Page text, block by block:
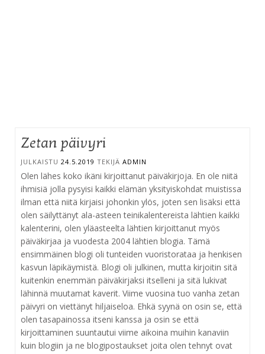
Zetan päivyri
JULKAISTU 24.5.2019 TEKIJÄ ADMIN
Olen lähes koko ikäni kirjoittanut päiväkirjoja. En ole niitä
ihmisiä jolla pysyisi kaikki elämän yksityiskohdat muistissa
ilman että niitä kirjaisi johonkin ylös, joten sen lisäksi että
olen säilyttänyt ala-asteen teinikalentereista lähtien kaikki
kalenterini, olen yläasteelta lähtien kirjoittanut myös
päiväkirjaa ja vuodesta 2004 lähtien blogia. Tämä
ensimmäinen blogi oli tunteiden vuoristorataa ja henkisen
kasvun läpikäymistä. Blogi oli julkinen, mutta kirjoitin sitä
kuitenkin enemmän päiväkirjaksi itselleni ja sitä lukivat
lähinnä muutamat kaverit. Viime vuosina tuo vanha zetan
päivyri on viettänyt hiljaiseloa. Ehkä syynä on osin se, että
olen tasapainossa itseni kanssa ja osin se että
kirjoittaminen suuntautui viime aikoina muihin kanaviin
kuin blogiin ja ne blogipostaukset joita olen tehnyt ovat